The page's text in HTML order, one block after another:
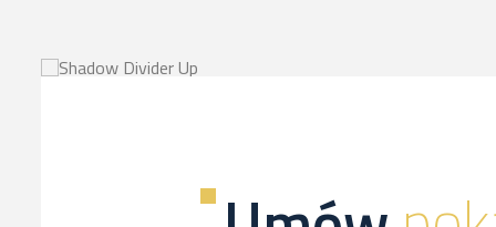
dowiesz